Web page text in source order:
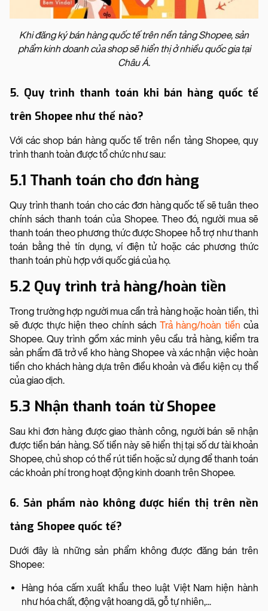
Khi đăng ký bán hàng quốc tế trên nền tảng Shopee, sản
phẩm kinh doanh của shop sẽ hiển thị ở nhiều quốc gia tại
Châu Á.
5. Quy trình thanh toán khi bán hàng quốc tế
trên Shopee như thế nào?
Với các shop bán hàng quốc tế trên nền tảng Shopee, quy
trình thanh toàn được tổ chức như sau:
5.1 Thanh toán cho đơn hàng
Quy trình thanh toán cho các đơn hàng quốc tế sẽ tuân theo
chính sách thanh toán của Shopee. Theo đó, người mua sẽ
thanh toán theo phương thức được Shopee hỗ trợ như thanh
toán bằng thẻ tín dụng, ví điện tử hoặc các phương thức
thanh toán phù hợp với quốc giá của họ.
5.2 Quy trình trả hàng/hoàn tiền
Trong trường hợp người mua cần trả hàng hoặc hoàn tiền, thì
sẽ được thực hiện theo chính sáchTrả hàng/hoàn tiền của
Shopee. Quy trình gồm xác minh yêu cầu trả hàng, kiểm tra
sản phẩm đã trở về kho hàng Shopee và xác nhận việc hoàn
tiền cho khách hàng dựa trên điều khoản và điều kiện cụ thể
của giao dịch.
5.3 Nhận thanh toán từ Shopee
Sau khi đơn hàng được giao thành công, người bán sẽ nhận
được tiền bán hàng. Số tiền này sẽ hiển thị tại số dư tài khoản
Shopee, chủ shop có thể rút tiền hoặc sử dụng để thanh toán
các khoản phí trong hoạt động kinh doanh trên Shopee.
6. Sản phẩm nào không được hiển thị trên nền
tảng Shopee quốc tế?
Dưới đây là những sản phẩm không được đăng bán trên
Shopee:
Hàng hóa cấm xuất khẩu theo luật Việt Nam hiện hành
như hóa chất, động vật hoang dã, gỗ tự nhiên,...